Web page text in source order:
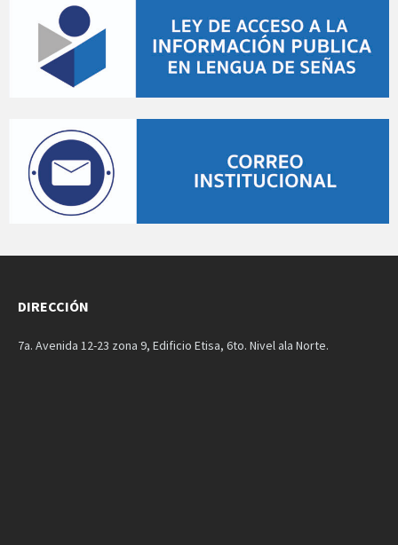
DIRECCIÓN
7a. Avenida 12-23 zona 9, Edificio Etisa, 6to. Nivel ala Norte.